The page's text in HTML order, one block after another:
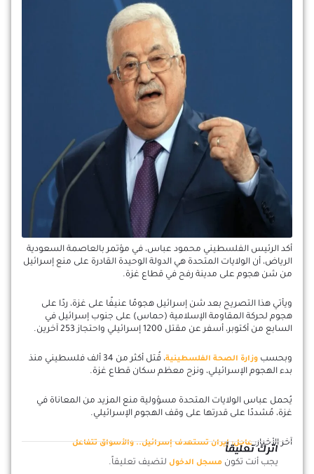
أكد الرئيس الفلسطيني محمود عباس، في مؤتمر بالعاصمة السعودية
الرياض، أن الولايات المتحدة هي الدولة الوحيدة القادرة على منع إسرائيل
من شن هجوم على مدينة رفح في قطاع غزة.
ويأتي هذا التصريح بعد شن إسرائيل هجومًا عنيفًا على غزة، ردًا على
هجوم لحركة المقاومة الإسلامية (حماس) على جنوب إسرائيل في
السابع من أكتوبر، أسفر عن مقتل 1200 إسرائيلي واحتجاز 253 آخرين.
وبحسب وزارة الصحة الفلسطينية
، قُتل أكثر من 34 ألف فلسطيني منذ
بدء الهجوم الإسرائيلي، ونزح معظم سكان قطاع غزة.
يُحمل عباس الولايات المتحدة مسؤولية منع المزيد من المعاناة في
غزة، مُشددًا على قدرتها على وقف الهجوم الإسرائيلي.
آخر الأخبار:عاجل: إيران تستهدف إسرائيل.. والأسواق تتفاعلاترك تعليقاً
يجب أنت تكون مسجل الدخول لتضيف تعليقاً.